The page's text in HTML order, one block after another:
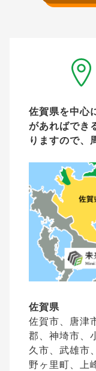
佐賀県を中心
があればでき
りますので、
佐賀県
佐賀市、唐津
郡、神埼市、
久市、武雄市
野ヶ里町、上